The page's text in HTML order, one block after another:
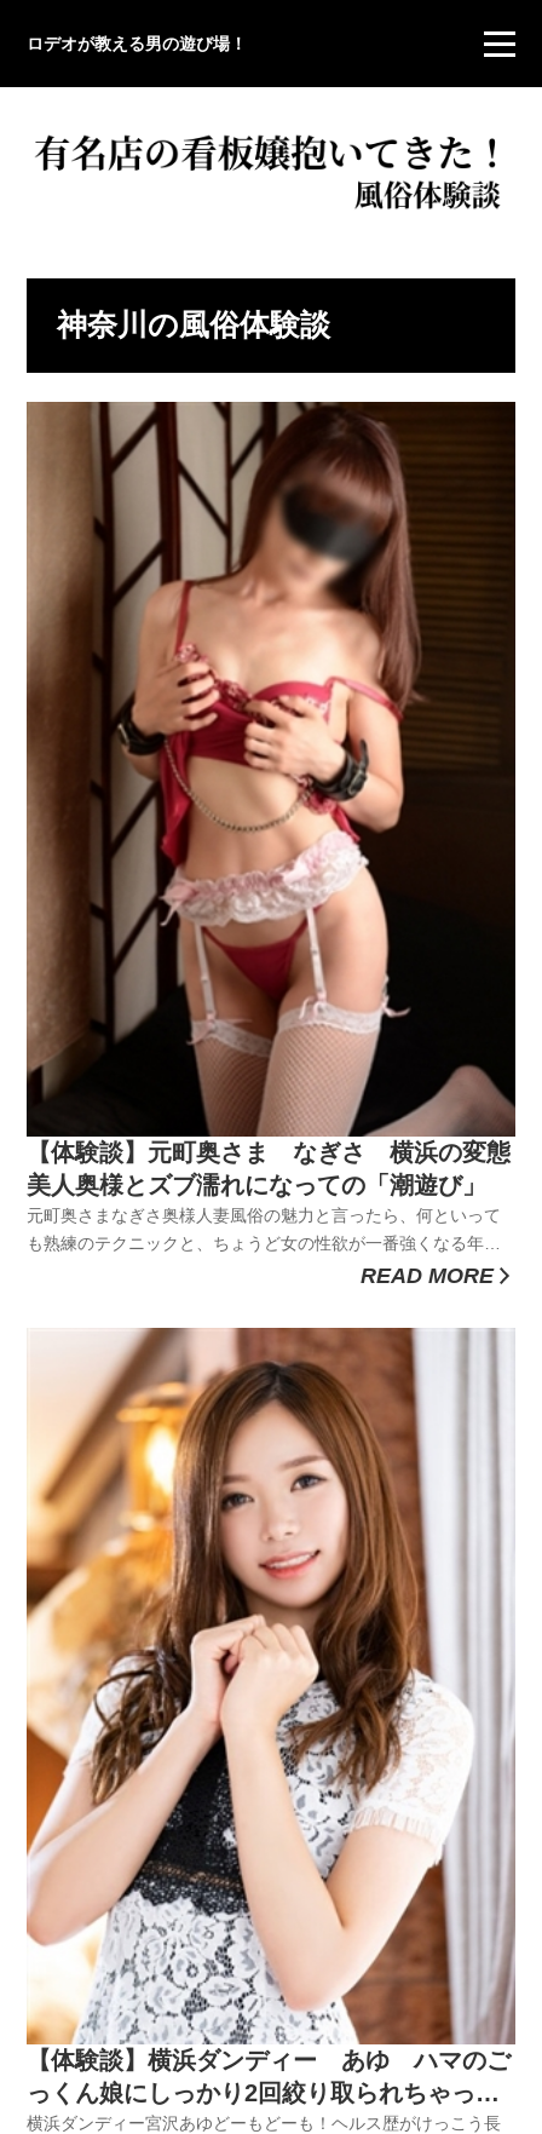
ロデオが教える男の遊び場！
神奈川の風俗体験談
【体験談】元町奥さま なぎさ 横浜の変態
美人奥様とズブ濡れになっての「潮遊び」
元町奥さまなぎさ奥様人妻風俗の魅力と言ったら、何といって
も熟練のテクニックと、ちょうど女の性欲が一番強くなる年ご
ろの嬢との濃厚なプレイだよな。特にこの手の店は、性感を開
いのも魅力だ。横浜・福富町にある『元町奥さま』もそんな人
妻店のひとつで、あの...
READ MORE
【体験談】横浜ダンディー あゆ ハマのご
っくん娘にしっかり2回絞り取られちゃった
ハナシ
横浜ダンディー宮沢あゆどーもどーも！ヘルス歴がけっこう長